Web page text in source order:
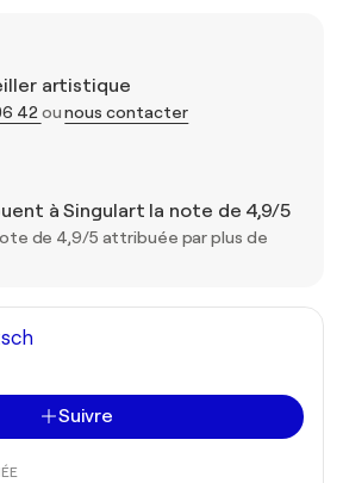
artistique
42 ounous contacter
à Singulart la note de 4,9/5
de 4,9/5 attribuée par plus de
Suivre